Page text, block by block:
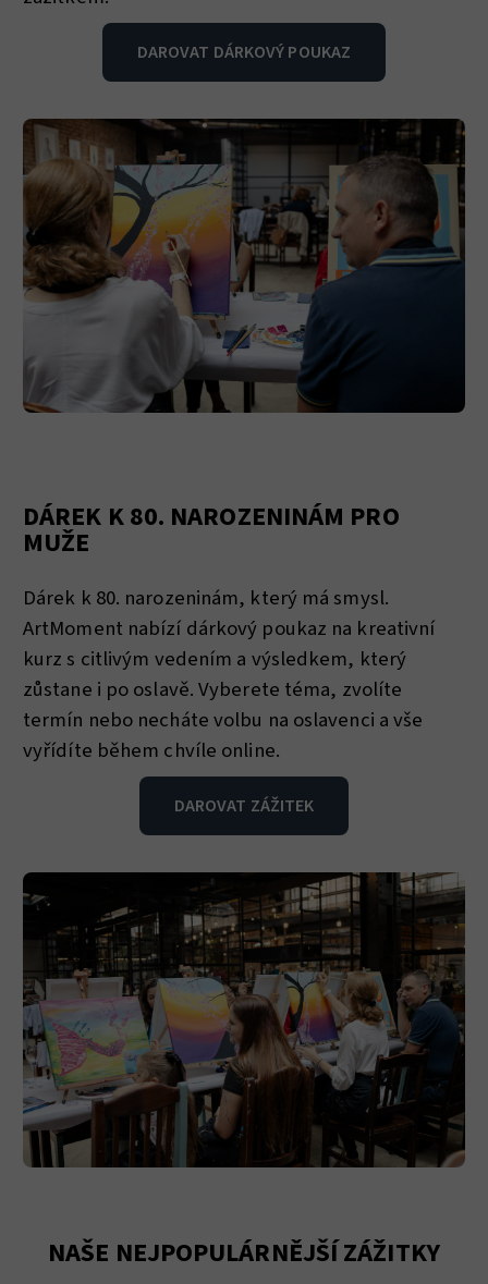
DAROVAT DÁRKOVÝ POUKAZ
DÁREK K 80. NAROZENINÁM PRO
MUŽE
Dárek k 80. narozeninám, který má smysl.
ArtMoment nabízí dárkový poukaz na kreativní
kurz s citlivým vedením a výsledkem, který
zůstane i po oslavě. Vyberete téma, zvolíte
termín nebo necháte volbu na oslavenci a vše
vyřídíte během chvíle online.
DAROVAT ZÁŽITEK
NAŠE NEJPOPULÁRNĚJŠÍ ZÁŽITKY